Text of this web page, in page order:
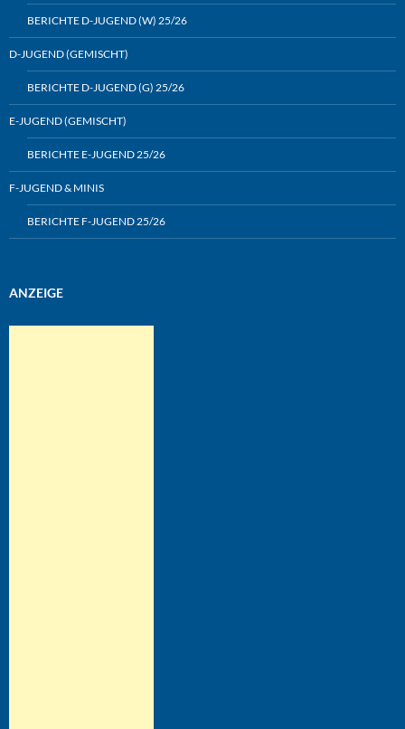
BERICHTE D-JUGEND (W) 25/26
D-JUGEND (GEMISCHT)
BERICHTE D-JUGEND (G) 25/26
E-JUGEND (GEMISCHT)
BERICHTE E-JUGEND 25/26
F-JUGEND & MINIS
BERICHTE F-JUGEND 25/26
ANZEIGE